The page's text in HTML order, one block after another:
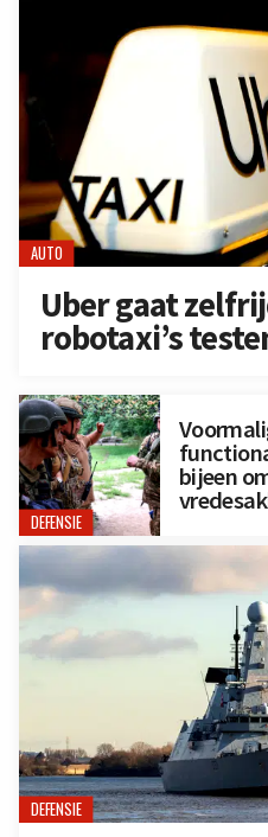
AUTO
Uber gaat
robotaxi’s
DEFENSIE
bijeen
DEFENSIE